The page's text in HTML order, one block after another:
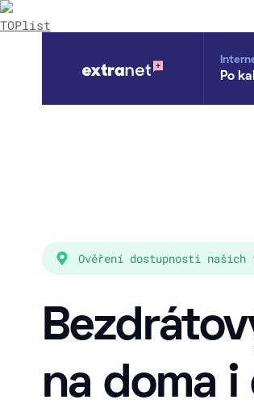
Po
na doma i
Ověření dostupnosti